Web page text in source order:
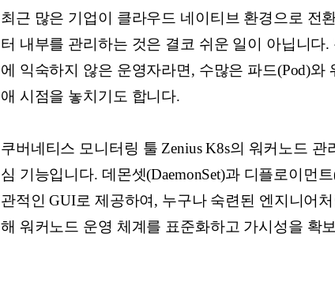
최근 많은 기업이 클라우드 네이티브 환경으로 전
터 내부를 관리하는 것은 결코 쉬운 일이 아닙니
에 익숙하지 않은 운영자라면, 수많은 파드(Pod)
애 시점을 놓치기도 합니다.
쿠버네티스 모니터링 툴 Zenius K8s의 워커노드
심 기능입니다. 데몬셋(DaemonSet)과 디플로이먼
관적인 GUI로 제공하여, 누구나 숙련된 엔지니어
해 워커노드 운영 체계를 표준화하고 가시성을 확